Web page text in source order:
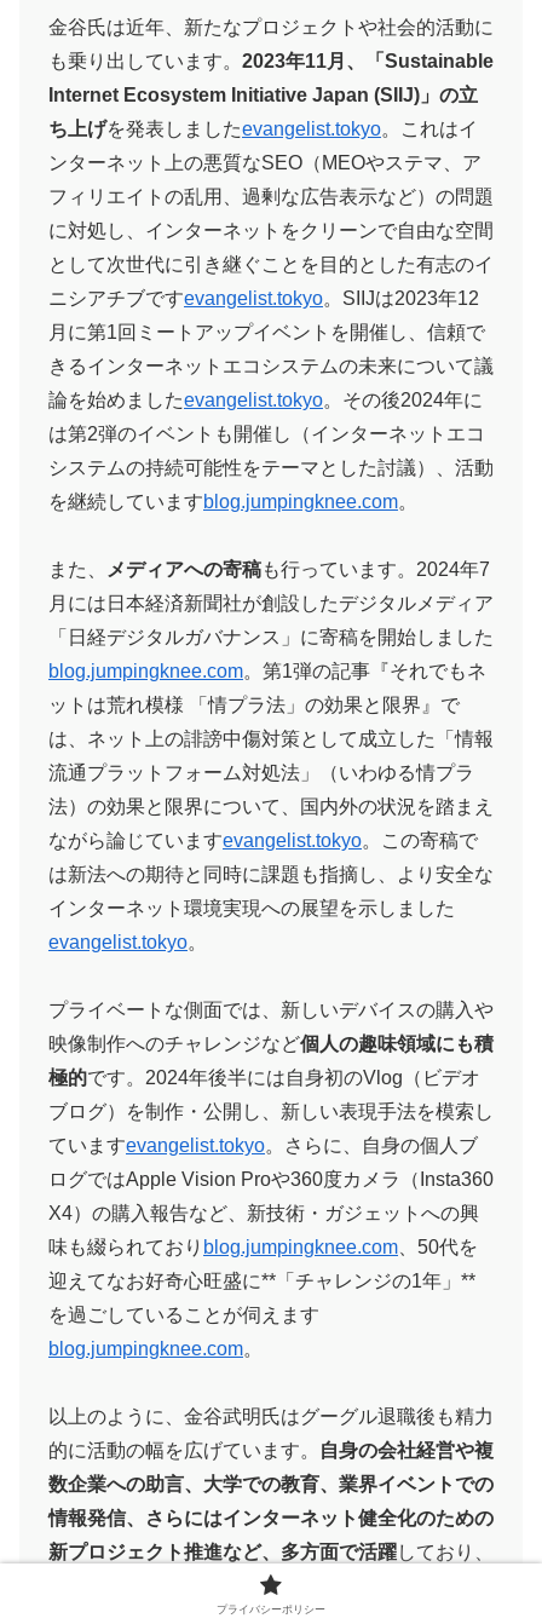
金谷氏は近年、新たなプロジェクトや社会的活動に
も乗り出しています。 2023年11月、「Sustainable
Internet Ecosystem Initiative Japan (SIIJ)」の立
ち上げを発表しました​evangelist.tokyo。これはイ
ンターネット上の悪質なSEO（MEOやステマ、ア
フィリエイトの乱用、過剰な広告表示など）の問題
に対処し、インターネットをクリーンで自由な空間
として次世代に引き継ぐことを目的とした有志のイ
ニシアチブです​evangelist.tokyo。SIIJは2023年12
月に第1回ミートアップイベントを開催し、信頼で
きるインターネットエコシステムの未来について議
論を始めました​evangelist.tokyo。その後2024年に
は第2弾のイベントも開催し（インターネットエコ
システムの持続可能性をテーマとした討議）、活動
を継続しています​blog.jumpingknee.com。
また、 メディアへの寄稿も行っています。2024年7
月には日本経済新聞社が創設したデジタルメディア
「日経デジタルガバナンス」に寄稿を開始しました​
blog.jumpingknee.com。第1弾の記事『それでもネ
ットは荒れ模様 「情プラ法」の効果と限界』で
は、ネット上の誹謗中傷対策として成立した「情報
流通プラットフォーム対処法」（いわゆる情プラ
法）の効果と限界について、国内外の状況を踏まえ
ながら論じています​evangelist.tokyo。この寄稿で
は新法への期待と同時に課題も指摘し、より安全な
インターネット環境実現への展望を示しました​
evangelist.tokyo。
プライベートな側面では、新しいデバイスの購入や
映像制作へのチャレンジなど個人の趣味領域にも積
極的です。2024年後半には自身初のVlog（ビデオ
ブログ）を制作・公開し、新しい表現手法を模索し
ています​evangelist.tokyo。さらに、自身の個人ブ
ログではApple Vision Proや360度カメラ（Insta360
X4）の購入報告など、新技術・ガジェットへの興
味も綴られており​ blog.jumpingknee.com 、50代を
迎えてなお好奇心旺盛に**「チャレンジの1年」**
を過ごしていることが伺えます​
blog.jumpingknee.com。
以上のように、金谷武明氏はグーグル退職後も精力
的に活動の幅を広げています。
自身の会社経営や複
数企業への助言、大学での教育、業界イベントでの
情報発信、さらにはインターネット健全化のための
新プロジェクト推進など、多方面で活躍しており、
その動向は業界内外から注目を集めています。今後
プライバシーポリシー